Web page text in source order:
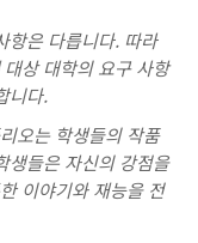
항은 다릅니다. 따라
상 대학의 요구 사항
니다.
오는 학생들의 작품
생들은 자신의 강점을
이야기와 재능을 전